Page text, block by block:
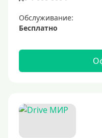
Обслуживание:
Бесплатно